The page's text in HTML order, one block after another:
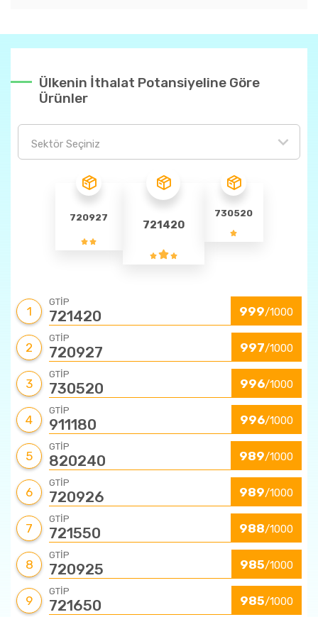
Ülkenin İthalat Potansiyeline Göre
Ürünler
Sektör Seçiniz
720927
721420
730520
1
GTİP
721420 999/1000
2
GTİP
720927 997/1000
3
GTİP
730520 996/1000
4
GTİP
911180 996/1000
5
GTİP
820240 989/1000
6
GTİP
720926 989/1000
7
GTİP
721550 988/1000
8
GTİP
720925 985/1000
9
GTİP
721650 985/1000